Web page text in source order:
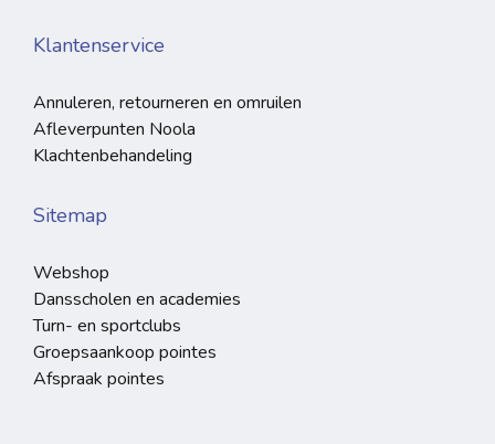
Klantenservice
Annuleren, retourneren en omruilen
Afleverpunten Noola
Klachtenbehandeling
Sitemap
Webshop
Dansscholen en academies
Turn- en sportclubs
Groepsaankoop pointes
Afspraak pointes